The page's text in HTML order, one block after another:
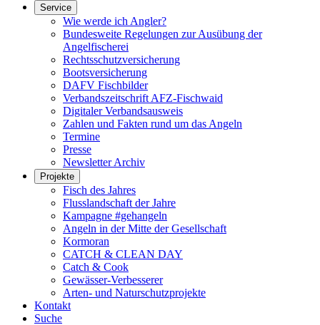
Service
Wie werde ich Angler?
Bundesweite Regelungen zur Ausübung der
Angelfischerei
Rechtsschutzversicherung
Bootsversicherung
DAFV Fischbilder
Verbandszeitschrift AFZ-Fischwaid
Digitaler Verbandsausweis
Zahlen und Fakten rund um das Angeln
Termine
Presse
Newsletter Archiv
Projekte
Fisch des Jahres
Flusslandschaft der Jahre
Kampagne #gehangeln
Angeln in der Mitte der Gesellschaft
Kormoran
CATCH & CLEAN DAY
Catch & Cook
Gewässer-Verbesserer
Arten- und Naturschutzprojekte
Kontakt
Suche